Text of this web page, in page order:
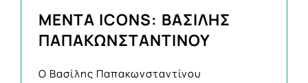
ΜΕΝΤΑ ICONS: ΒΑΣΙΛΗΣ
ΠΑΠΑΚΩΝΣΤΑΝΤΙΝΟΥ
Ο Βασίλης Παπακωνσταντίνου